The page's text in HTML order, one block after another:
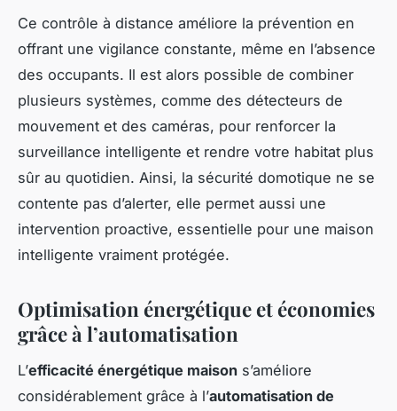
Ce contrôle à distance améliore la prévention en
offrant une vigilance constante, même en l’absence
des occupants. Il est alors possible de combiner
plusieurs systèmes, comme des détecteurs de
mouvement et des caméras, pour renforcer la
surveillance intelligente et rendre votre habitat plus
sûr au quotidien. Ainsi, la sécurité domotique ne se
contente pas d’alerter, elle permet aussi une
intervention proactive, essentielle pour une maison
intelligente vraiment protégée.
Optimisation énergétique et économies
grâce à l’automatisation
L’efficacité énergétique maison s’améliore
considérablement grâce à l’automatisation de